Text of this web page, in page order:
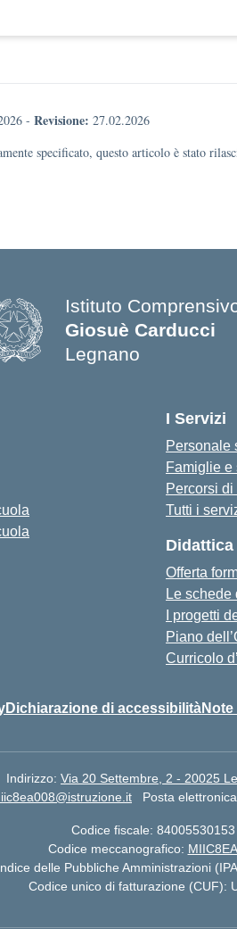
- Revisione: 27.02.2026
specificato, questo articolo è stato
Istituto
Giosuè Carducci
Legnano
I Servizi
Personale
Famiglie e
Percorsi
Tutti i
Didattica
Offerta
Le schede
I progetti
Piano
Curricolo
Dichiarazione di accessibilità
Indirizzo: Via 20 Settembre, 2 - 20025
Posta
Codice fiscale: 84005530153
Codice meccanografico:
delle Pubbliche Amministrazioni
Codice unico di fatturazione (CUF):